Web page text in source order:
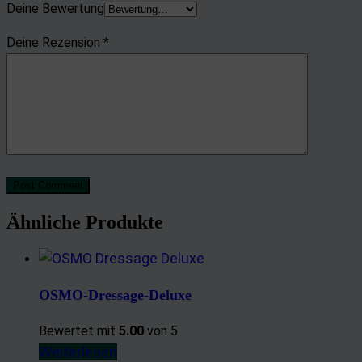
Deine Bewertung
Deine Rezension *
Ähnliche Produkte
OSMO-Dressage-Deluxe
Bewertet mit 5.00 von 5
Weiterlesen